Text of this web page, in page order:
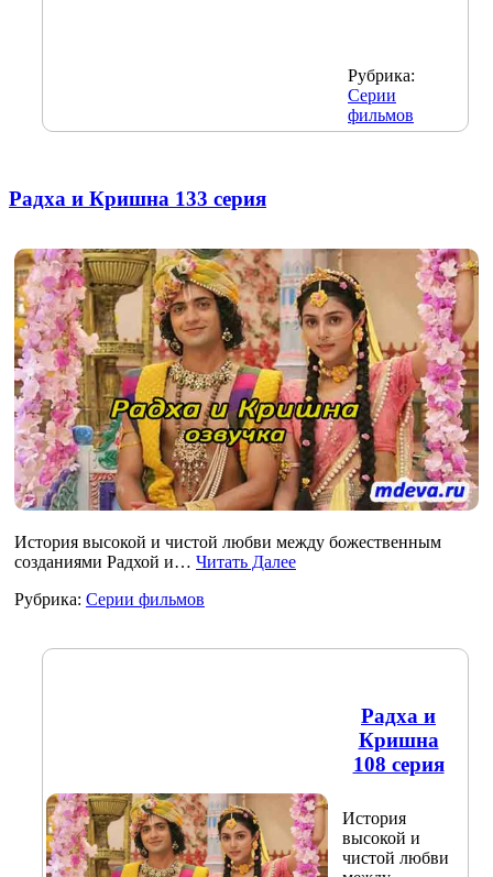
Рубрика:
Серии
фильмов
Радха и Кришна 133 серия
История высокой и чистой любви между божественным
созданиями Радхой и… Читать Далее
Рубрика: Серии фильмов
Радха и
Кришна
108 серия
История
высокой и
чистой любви